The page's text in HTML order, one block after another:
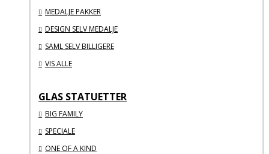
MEDALJE PAKKER
DESIGN SELV MEDALJE
SAML SELV BILLIGERE
VIS ALLE
GLAS STATUETTER
BIG FAMILY
SPECIALE
ONE OF A KIND